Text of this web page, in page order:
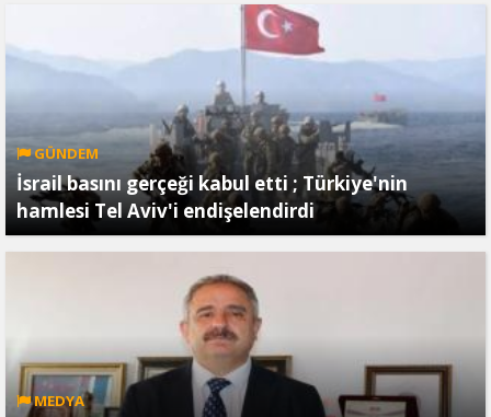
GÜNDEM
İsrail basını gerçeği kabul etti ; Türkiye'nin
hamlesi Tel Aviv'i endişelendirdi
MEDYA